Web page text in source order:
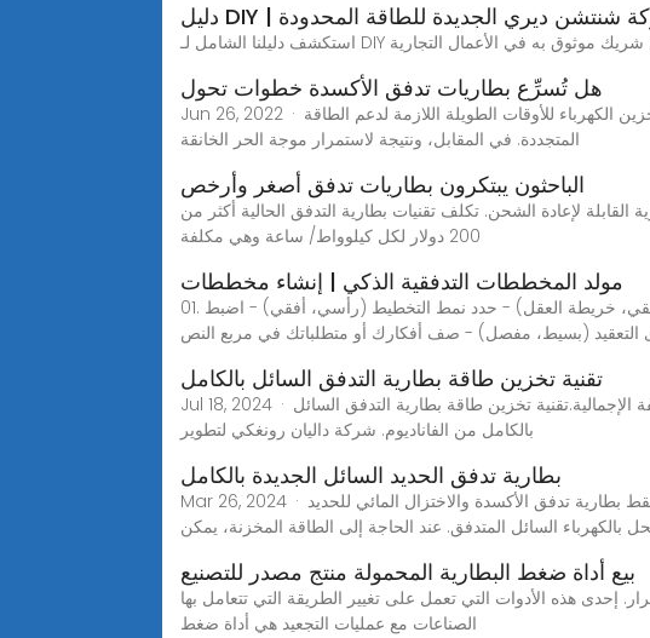
هل تُسرِّع بطاريات تدفق الأكسدة خطوات تحول
Jun 26, 2022 · يمكن لبطاريات تدفّق الأكسدة أن تصبح مساعدًا مثاليًا ل بطاريات الليثيوم أيون المنتشرة، التي لا تلبي احتياجات تخزين الكهرباء للأوقات الطويلة اللازمة لدعم الطاقة
المتجددة. في المقابل، ونتيجة لاستمرار موجة الحر الخانقة
الباحثون يبتكرون بطاريات تدفق أصغر وأرخص
القابلة لإعادة الشحن. تكلف تقنيات بطارية التدفق الحالية أكثر من
200 دولار لكل كيلوواط/ ساعة وهي مكلفة
مولد المخططات التدفقية الذكي | إنشاء مخططات
01. تكوين المخطط الخاص بك ابدأ بتحديد تفضيلاتك في لوحة الإعدادات: - اختر نوع المخطط (مثل المخطط التدفقي، خريطة العقل) - حدد نمط التخطيط (رأسي، أفقي) - اضبط
التعقيد (بسيط، مفصل) - صف أفكارك أو متطلباتك في مربع النص
تقنية تخزين طاقة بطارية التدفق السائل بالكامل
Jul 18, 2024 · تعد تقنية تخزين طاقة بطارية التدفق السائل بالكامل من الفاناديوم مادة أساسية للبطاريات, والذي يمثل نصف التكلفة الإجمالية.تقنية تخزين طاقة بطارية التدفق السائل
بالكامل من الفاناديوم. شركة داليان رونغكي لتطوير
بطارية تدفق الحديد السائل الجديدة بالكامل
Mar 26, 2024 · تلتقط بطارية تدفق الأكسدة والاختزال المائي للحديد (Fe) هنا الطاقة على شكل إلكترونات (e-) من مصادر الطاقة المتجددة وتخزنها عن طريق تغيير شحنة الحديد
بالكهرباء السائل المتدفق. عند الحاجة إلى الطاقة المخزنة، يمكن
بيع أداة ضغط البطارية المحمولة منتج مصدر للتصنيع
إحدى هذه الأدوات التي تعمل على تغيير الطريقة التي تتعامل بها
الصناعات مع عمليات التجعيد هي أداة ضغط